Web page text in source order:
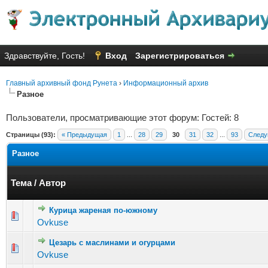
Здравствуйте, Гость! Вход Зарегистрироваться
Главный архивный фонд Рунета › Информационный архив
Разное
Пользователи, просматривающие этот форум: Гостей: 8
Страницы (93): « Предыдущая 1 28 29 30 31 32 93
Разное
Тема/ Автор
Курица жареная по-южному
Ovkuse
Голосов: 2 - Средняя оценка: 1 из 5
1234 5
Цезарь с маслинами и огурцами
Ovkuse
Голосов: 2 - Средняя оценка: 2.5 из 5
12345